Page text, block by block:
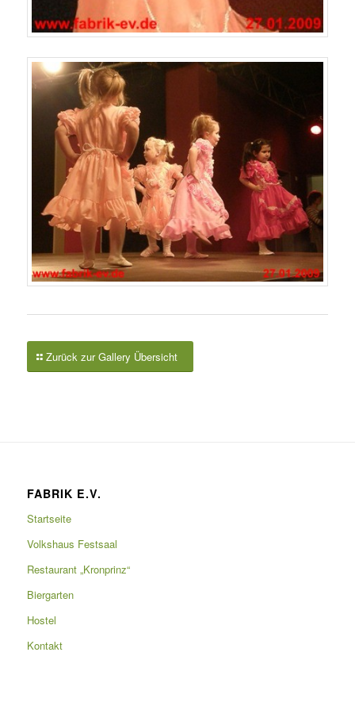
Zurück zur Gallery Übersicht
FABRIK E.V.
Startseite
Volkshaus Festsaal
Restaurant „Kronprinz“
Biergarten
Hostel
Kontakt